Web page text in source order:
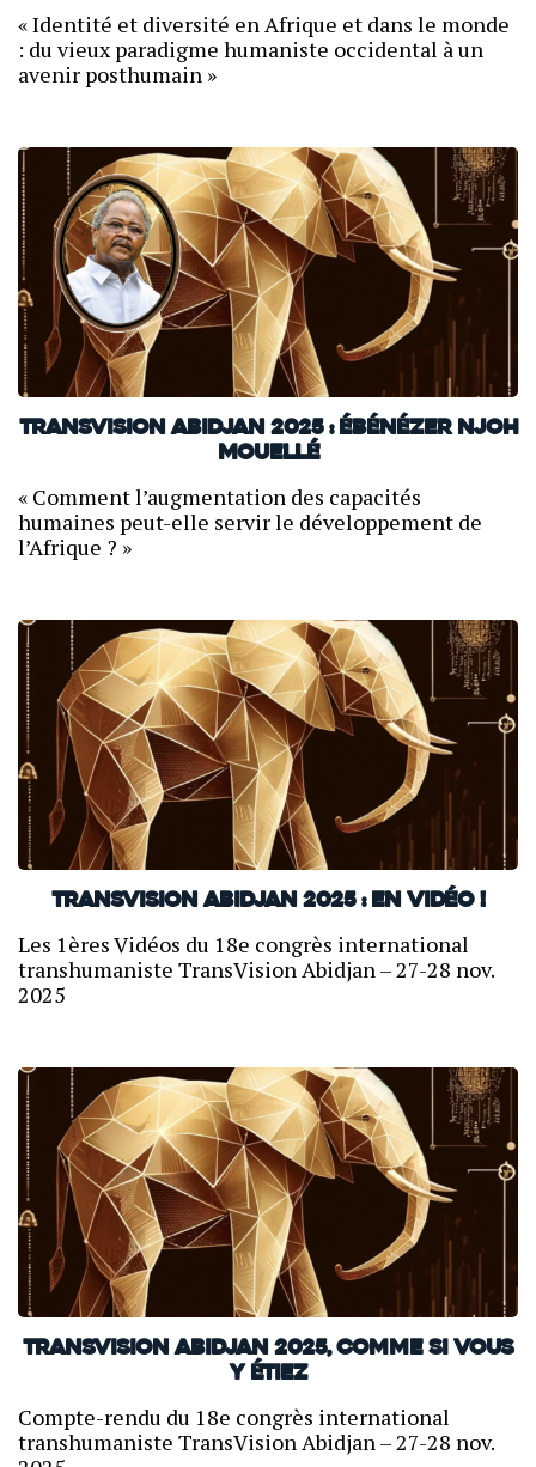
« Identité et diversité en Afrique et dans le monde
: du vieux paradigme humaniste occidental à un
avenir posthumain »
TransVision Abidjan 2025 : Ébénézer Njoh
Mouellé
« Comment l’augmentation des capacités
humaines peut-elle servir le développement de
l’Afrique ? »
TransVision Abidjan 2025 : en vidéo !
Les 1ères Vidéos du 18e congrès international
transhumaniste TransVision Abidjan – 27-28 nov.
2025
TransVision Abidjan 2025, comme si vous
y étiez
Compte-rendu du 18e congrès international
transhumaniste TransVision Abidjan – 27-28 nov.